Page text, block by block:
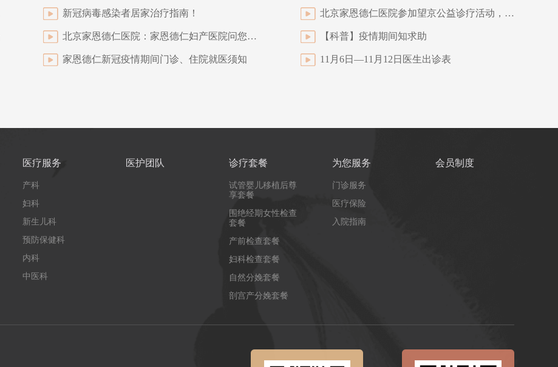
新冠病毒感染者居家治疗指南！ 北京家恩德仁医院参加望京公益诊疗活动，因爱而美，大爱无疆
北京家恩德仁医院：家恩德仁妇产医院问您解答 为什么要给产妇选择更优质的生产环境? 【科普】疫情期间知求助
家恩德仁新冠疫情期间门诊、住院就医须知 11月6日—11月12日医生出诊表
医疗服务
产科
妇科
新生儿科
预防保健科
内科
中医科
医护团队 诊疗套餐
试管婴儿移植后尊
享套餐
围绝经期女性检查
套餐
产前检查套餐
妇科检查套餐
自然分娩套餐
剖宫产分娩套餐
为您服务
门诊服务
医疗保险
入院指南
会员制度